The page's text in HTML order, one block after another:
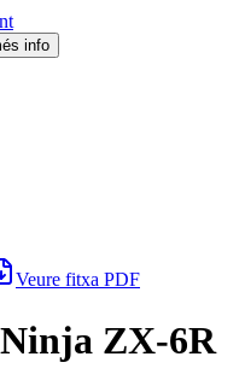
info
Veure fitxa PDF
ZX-6R